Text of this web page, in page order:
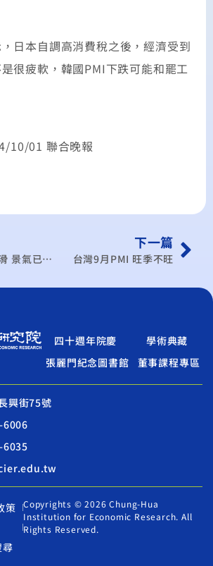
本自調高消費稅之後，經濟受到
很疲軟，韓國PMI下跌可能和罷工
10/01 聯合晚報
台灣PMI連下滑 景氣已趨緩
下一篇
台灣9月PMI 旺季不旺
四十週年院慶
學術典藏
張麗門紀念圖書館
董事課程專區
興街75號
6006
6035
策
尋
Copyrights © 2026 Chung-Hua
Institution for Economic Research. All
Rights Reserved.